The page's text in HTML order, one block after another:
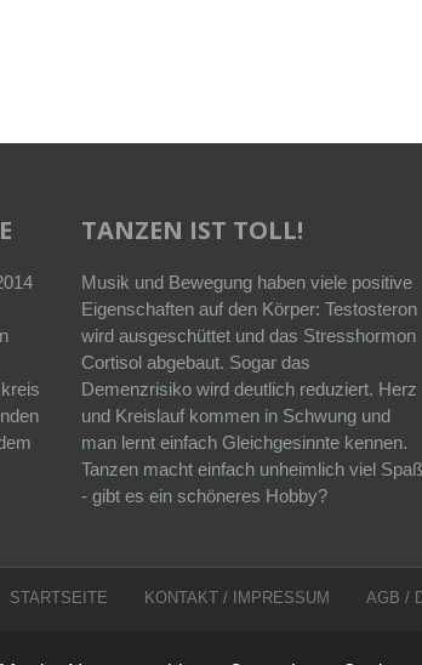
TANZEN IST TOLL!
Musik und Bewegung haben viele positive
Eigenschaften auf den Körper: Testosteron
wird ausgeschüttet und das Stresshormon
Cortisol abgebaut. Sogar das
Demenzrisiko wird deutlich reduziert. Herz
und Kreislauf kommen in Schwung und
man lernt einfach Gleichgesinnte kennen.
Tanzen macht einfach unheimlich viel Spaß
- gibt es ein schöneres Hobby?
STARTSEITE KONTAKT / IMPRESSUM AGB /